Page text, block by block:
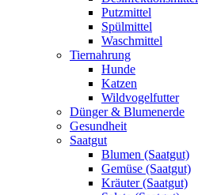
Putzmittel
Spülmittel
Waschmittel
Tiernahrung
Hunde
Katzen
Wildvogelfutter
Dünger & Blumenerde
Gesundheit
Saatgut
Blumen (Saatgut)
Gemüse (Saatgut)
Kräuter (Saatgut)